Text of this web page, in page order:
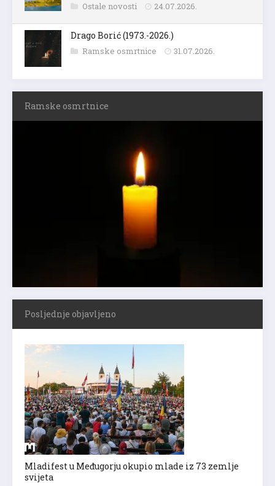
Ostale novosti 24.07.2026.
Drago Borić (1973.-2026.)
Ramske osmrtnice 31.07.2026.
Ramske osmrtnice
Posljednje objavljeno
Mladifest u Međugorju okupio mlade iz 73 zemlje
svijeta